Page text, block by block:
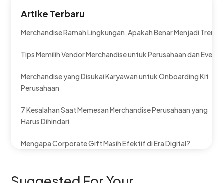
Artike Terbaru
Merchandise Ramah Lingkungan, Apakah Benar Menjadi Tren?
Tips Memilih Vendor Merchandise untuk Perusahaan dan Event
Merchandise yang Disukai Karyawan untuk Onboarding Kit
Perusahaan
7 Kesalahan Saat Memesan Merchandise Perusahaan yang
Harus Dihindari
Mengapa Corporate Gift Masih Efektif di Era Digital?